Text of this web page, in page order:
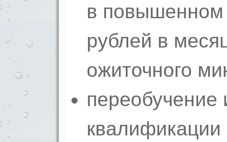
в повышенном
рублей в
ожиточного